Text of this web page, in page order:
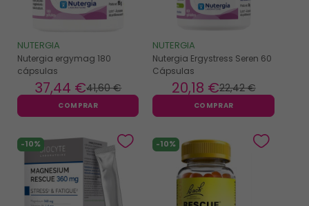
NUTERGIA
Nutergia ergymag 180
cápsulas
41,60 €
37,44 €
COMPRAR
NUTERGIA
Nutergia Ergystress Seren 60
Cápsulas
22,42 €
20,18 €
COMPRAR
-10% -10%